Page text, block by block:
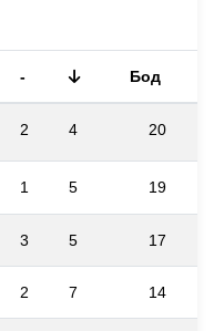
- Бод
2 4 20
1 5 19
3 5 17
2 7 14